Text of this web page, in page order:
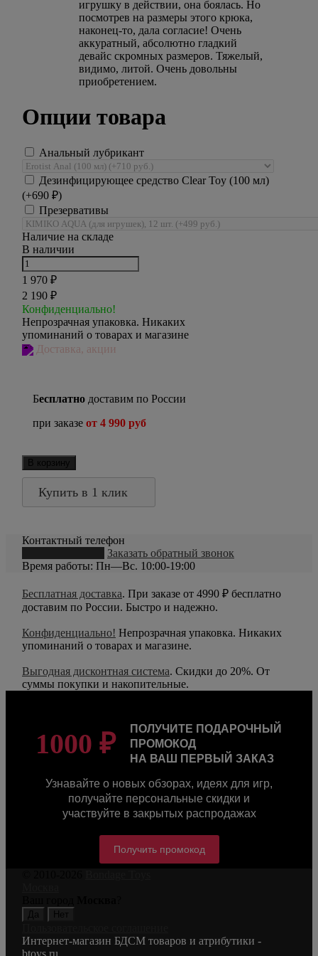
игрушку в действии, она боялась. Но
посмотрев на размеры этого крюка,
наконец-то, дала согласие! Очень
аккуратный, абсолютно гладкий
девайс скромных размеров. Тяжелый,
видимо, литой. Очень довольны
приобретением.
Опции товара
Анальный лубрикант
Дезинфицирующее средство Clear Toy (100 мл)
(+690 ₽)
Презервативы
Наличие на складе
В наличии
1 970 ₽
2 190 ₽
Конфиденциально!
Непрозрачная упаковка. Никаких
упоминаний о товарах и магазине
Доставка, акции
Бесплатно доставим по России
при заказе от 4 990 руб
В корзину
Купить в 1 клик
Контактный телефон
Заказать обратный звонок
Время работы: Пн—Вс. 10:00-19:00
Бесплатная доставка. При заказе от 4990 ₽ бесплатно
доставим по России. Быстро и надежно.
Конфиденциально! Непрозрачная упаковка. Никаких
упоминаний о товарах и магазине.
Выгодная дисконтная система. Скидки до 20%. От
суммы покупки и накопительные.
1000 ₽
ПОЛУЧИТЕ ПОДАРОЧНЫЙ
ПРОМОКОД
НА ВАШ ПЕРВЫЙ ЗАКАЗ
Узнавайте о новых обзорах, идеях для игр,
получайте персональные скидки и
участвуйте в закрытых распродажах
Получить промокод
Интернет-магазин БДСМ товаров и атрибутики -
btoys.ru